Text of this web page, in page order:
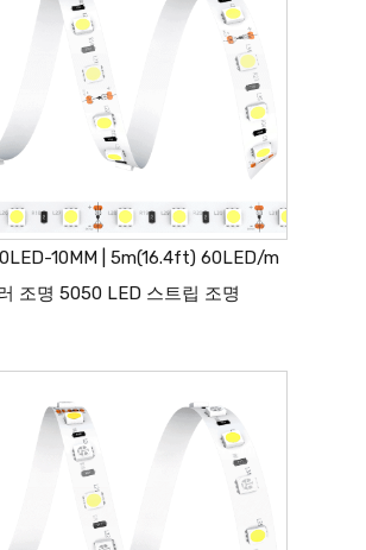
10MM | 5m(16.4ft) 60LED/m
조명 5050 LED 스트립 조명